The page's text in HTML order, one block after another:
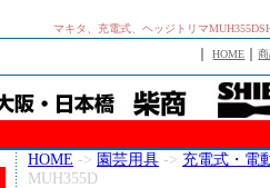
マキタ、充電式、ヘッジトリマ
｜HOME ｜
HOME -> 園芸用具 -> 充電式・電
MUH355D